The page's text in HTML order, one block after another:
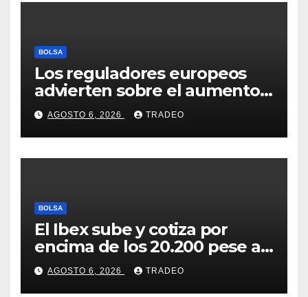
BOLSA
Los reguladores europeos
advierten sobre el aumento
del fraude con criptos tras la
llegada de MiCA
AGOSTO 6, 2026 TRADEO
BOLSA
El Ibex sube y cotiza por
encima de los 20.200 pese al
‘sell off’ de la tecnología
AGOSTO 6, 2026 TRADEO